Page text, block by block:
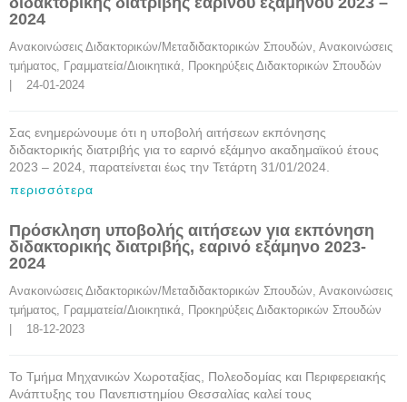
2024
Ανακοινώσεις Διδακτορικών/Μεταδιδακτορικών Σπουδών, Ανακοινώσεις
τμήματος, Γραμματεία/Διοικητικά, Προκηρύξεις Διδακτορικών Σπουδών
|    24-01-2024
Σας ενημερώνουμε ότι η υποβολή αιτήσεων εκπόνησης
διδακτορικής διατριβής για το εαρινό εξάμηνο ακαδημαϊκού έτους
2023 – 2024, παρατείνεται έως την Τετάρτη 31/01/2024.
περισσότερα
Πρόσκληση υποβολής αιτήσεων για εκπόνηση
διδακτορικής διατριβής, εαρινό εξάμηνο 2023-
2024
Ανακοινώσεις Διδακτορικών/Μεταδιδακτορικών Σπουδών, Ανακοινώσεις
τμήματος, Γραμματεία/Διοικητικά, Προκηρύξεις Διδακτορικών Σπουδών
|    18-12-2023
Το Τμήμα Μηχανικών Χωροταξίας, Πολεοδομίας και Περιφερειακής
Ανάπτυξης του Πανεπιστημίου Θεσσαλίας καλεί τους